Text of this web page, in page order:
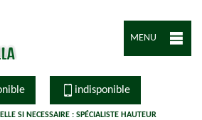
MENU
indisponible
SI NECESSAIRE : SPÉCIALISTE HAUTEUR